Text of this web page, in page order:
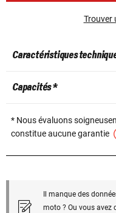
Trouver
Caractéristiques
Capacités *
* Nous évaluons
constitue aucune garantie
Il manque des
moto ? Ou vous avez